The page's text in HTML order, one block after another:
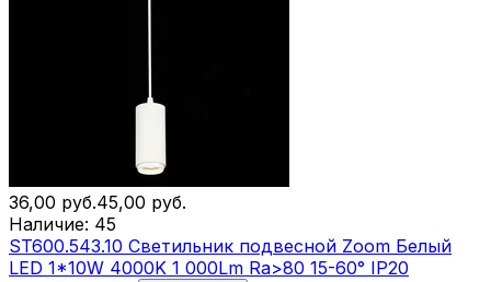
36,00 руб.45,00 руб.
Наличие: 45
ST600.543.10 Светильник подвесной Zoom Белый
LED 1*10W 4000K 1 000Lm Ra>80 15-60° IP20